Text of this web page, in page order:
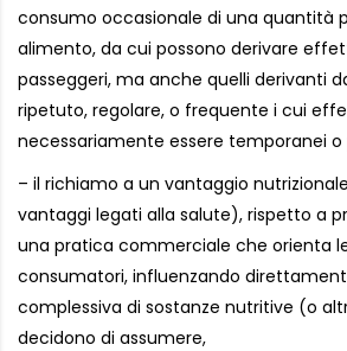
consumo occasionale di una quantità
alimento, da cui possono derivare
passeggeri, ma anche quelli derivanti
ripetuto, regolare, o frequente i cui
necessariamente essere temporanei o
– il richiamo a un vantaggio
vantaggi legati alla salute), rispetto a
una pratica commerciale che orienta
consumatori, influenzando
complessiva di sostanze nutritive (o
decidono di assumere,